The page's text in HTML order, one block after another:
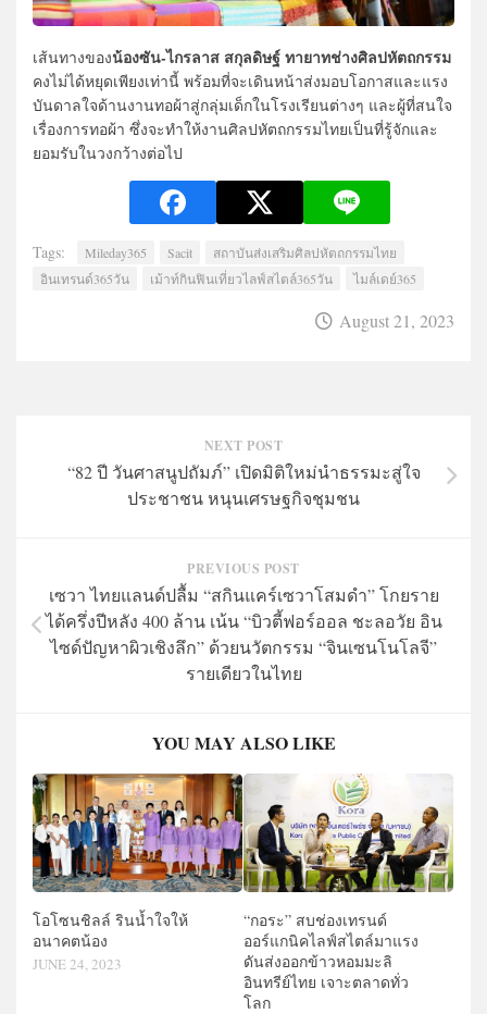
เส้นทางของน้องซัน-ไกรลาส สกุลดิษฐ์ ทายาทช่างศิลปหัตถกรรม
คงไม่ได้หยุดเพียงเท่านี้ พร้อมที่จะเดินหน้าส่งมอบโอกาสและแรง
บันดาลใจด้านงานทอผ้าสู่กลุ่มเด็กในโรงเรียนต่างๆ และผู้ที่สนใจ
เรื่องการทอผ้า ซึ่งจะทำให้งานศิลปหัตถกรรมไทยเป็นที่รู้จักและ
ยอมรับในวงกว้างต่อไป
Tags: Mileday365 Sacit
สถาบันส่งเสริมศิลปหัตถกรรมไทย
อินเทรนด์365วัน
เม้าท์กินฟินเที่ยวไลฟ์สไตล์365วัน ไมล์เดย์365
August 21, 2023
NEXT POST
“82 ปี วันศาสนูปถัมภ์” เปิดมิติใหม่นำธรรมะสู่ใจ
ประชาชน หนุนเศรษฐกิจชุมชน
PREVIOUS POST
เซวา ไทยแลนด์ปลื้ม “สกินแคร์เซวาโสมดำ” โกยราย
ได้ครึ่งปีหลัง 400 ล้าน เน้น “บิวตี้ฟอร์ออล ชะลอวัย อิน
ไซด์ปัญหาผิวเชิงลึก” ด้วยนวัตกรรม “จินเซนโนโลจี”
รายเดียวในไทย
YOU MAY ALSO LIKE
โอโซนชิลล์ รินน้ำใจให้
อนาคตน้อง
JUNE 24, 2023
“กอระ” สบช่องเทรนด์
ออร์แกนิคไลฟ์สไตล์มาแรง
ดันส่งออกข้าวหอมมะลิ
อินทรีย์ไทย เจาะตลาดทั่ว
โลก